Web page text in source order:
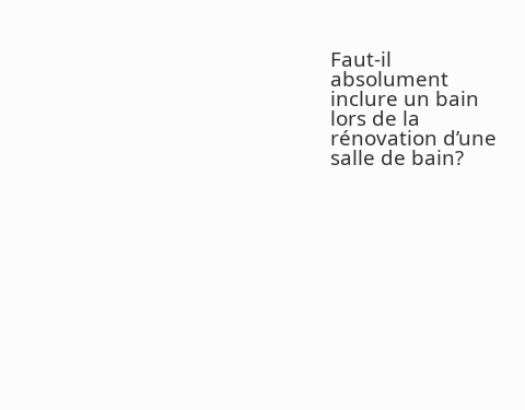
Faut-il
absolument
inclure un bain
lors de la
rénovation d’une
salle de bain?